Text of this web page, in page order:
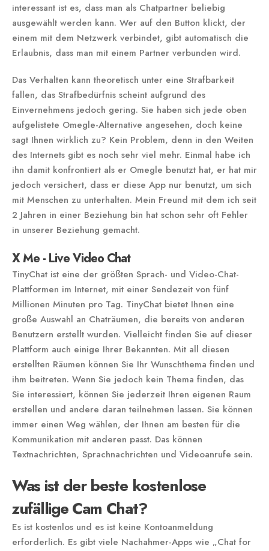
interessant ist es, dass man als Chatpartner beliebig
ausgewählt werden kann. Wer auf den Button klickt, der
einem mit dem Netzwerk verbindet, gibt automatisch die
Erlaubnis, dass man mit einem Partner verbunden wird.
Das Verhalten kann theoretisch unter eine Strafbarkeit
fallen, das Strafbedürfnis scheint aufgrund des
Einvernehmens jedoch gering. Sie haben sich jede oben
aufgelistete Omegle-Alternative angesehen, doch keine
sagt Ihnen wirklich zu? Kein Problem, denn in den Weiten
des Internets gibt es noch sehr viel mehr. Einmal habe ich
ihn damit konfrontiert als er Omegle benutzt hat, er hat mir
jedoch versichert, dass er diese App nur benutzt, um sich
mit Menschen zu unterhalten. Mein Freund mit dem ich seit
2 Jahren in einer Beziehung bin hat schon sehr oft Fehler
in unserer Beziehung gemacht.
X Me - Live Video Chat
TinyChat ist eine der größten Sprach- und Video-Chat-
Plattformen im Internet, mit einer Sendezeit von fünf
Millionen Minuten pro Tag. TinyChat bietet Ihnen eine
große Auswahl an Chaträumen, die bereits von anderen
Benutzern erstellt wurden. Vielleicht finden Sie auf dieser
Plattform auch einige Ihrer Bekannten. Mit all diesen
erstellten Räumen können Sie Ihr Wunschthema finden und
ihm beitreten. Wenn Sie jedoch kein Thema finden, das
Sie interessiert, können Sie jederzeit Ihren eigenen Raum
erstellen und andere daran teilnehmen lassen. Sie können
immer einen Weg wählen, der Ihnen am besten für die
Kommunikation mit anderen passt. Das können
Textnachrichten, Sprachnachrichten und Videoanrufe sein.
Was ist der beste kostenlose
zufällige Cam Chat?
Es ist kostenlos und es ist keine Kontoanmeldung
erforderlich. Es gibt viele Nachahmer-Apps wie „Chat for